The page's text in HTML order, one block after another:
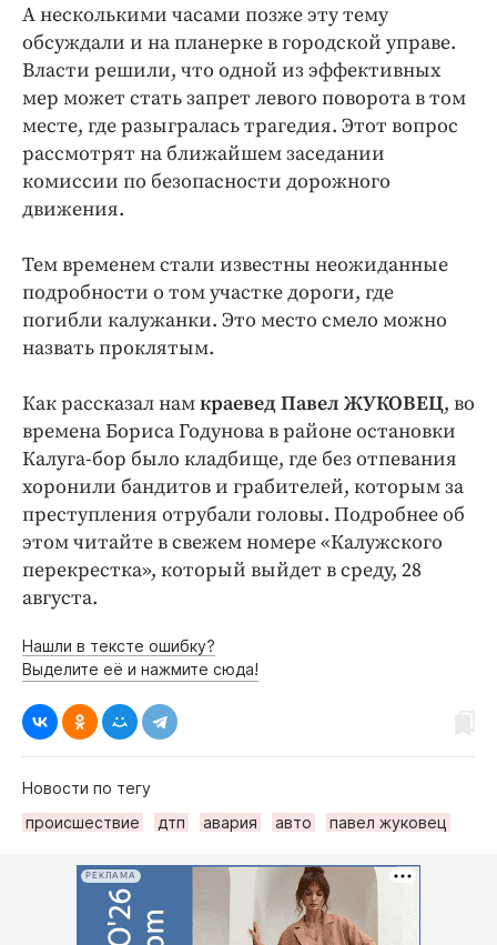
А несколькими часами позже эту тему
обсуждали и на планерке в городской управе.
Власти решили, что одной из эффективных
мер может стать запрет левого поворота в том
месте, где разыгралась трагедия. Этот вопрос
рассмотрят на ближайшем заседании
комиссии по безопасности дорожного
движения.
Тем временем стали известны неожиданные
подробности о том участке дороги, где
погибли калужанки. Это место смело можно
назвать проклятым.
Как рассказал намкраевед Павел ЖУКОВЕЦ, во
времена Бориса Годунова в районе остановки
Калуга-бор было кладбище, где без отпевания
хоронили бандитов и грабителей, которым за
преступления отрубали головы. Подробнее об
этом читайте в свежем номере «Калужского
перекрестка», который выйдет в среду, 28
августа.
Нашли в тексте ошибку?
Выделите её и нажмите сюда!
Новости по тегу
происшествие
дтп авария авто павел жуковец
РЕКЛАМА